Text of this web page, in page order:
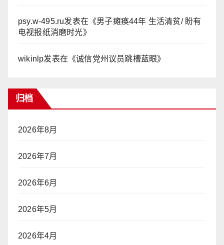
psy.w-495.ru发表在《男子瘫痪44年 生活清贫/ 盼有
电视报纸消磨时光》
wikinlp发表在《诚信党州议员跳槽蓝眼》
归档
2026年8月
2026年7月
2026年6月
2026年5月
2026年4月